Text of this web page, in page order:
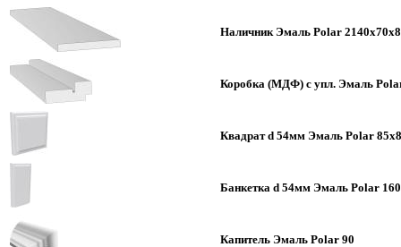
Наличник Эмаль Polar 2140х70х8
Коробка (МДФ) с упл. Эмаль
Квадрат d 54мм Эмаль Polar
Банкетка d 54мм Эмаль Polar
Капитель Эмаль Polar 90